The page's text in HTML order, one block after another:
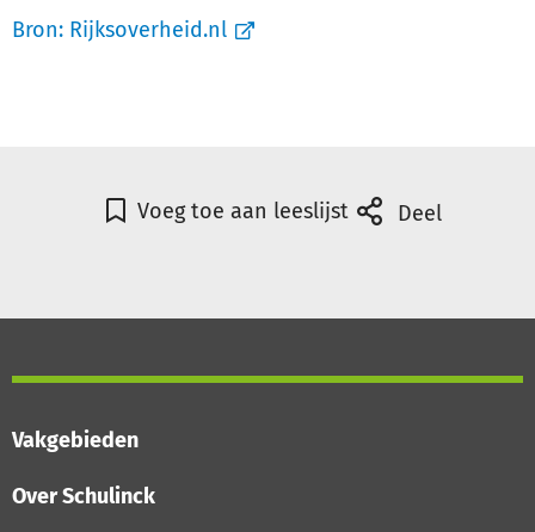
Bron: Rijksoverheid.nl
Voeg toe aan leeslijst Deel
Vakgebieden
Over Schulinck